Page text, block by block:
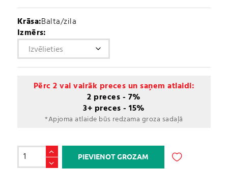
Izmērs:
Krāsa:Balta/zila
Pērc 2 vai vairāk preces un saņem atlaidi:
2 preces - 7%
3+ preces - 15%
*Apjoma atlaide būs redzama groza sadaļā
Potītes
ortoze
PIEVIENOT GROZAM